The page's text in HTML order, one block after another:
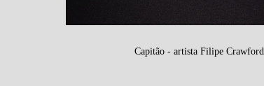
Capitão - artista Filipe Crawford